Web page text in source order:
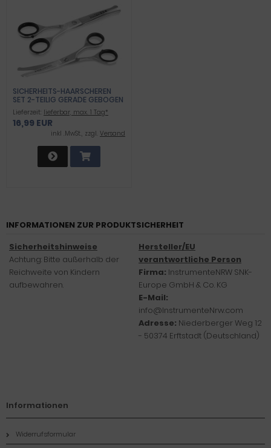
SICHERHEITS-HAARSCHEREN
SET 2-TEILIG GERADE GEBOGEN
ABGERUNDET-STUMPFE ENDEN
FRISEURSCHEREN
Lieferzeit: lieferbar, max. 1 Tag*
16,99 EUR
inkl .MwSt., zzgl. Versand
INFORMATIONEN ZUR PRODUKTSICHERHEIT
Sicherheitshinweise
Achtung: Bitte außerhalb der
Reichweite von Kindern
aufbewahren.
Hersteller/EU
verantwortliche Person
Firma: InstrumenteNRW SNK-
Europe GmbH & Co. KG
E-Mail:
info@InstrumenteNrw.com
Adresse: Niederberger Weg 12
- 50374 Erftstadt (Deutschland)
Informationen
Widerrufsformular